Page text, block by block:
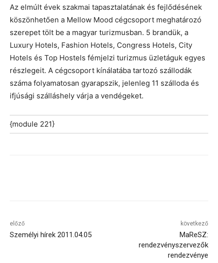
Az elmúlt évek szakmai tapasztalatának és fejlődésének
köszönhetően a Mellow Mood cégcsoport meghatározó
szerepet tölt be a magyar turizmusban. 5 brandük, a
Luxury Hotels, Fashion Hotels, Congress Hotels, City
Hotels és Top Hostels fémjelzi turizmus üzletáguk egyes
részlegeit. A cégcsoport kínálatába tartozó szállodák
száma folyamatosan gyarapszik, jelenleg 11 szálloda és
ifjúsági szálláshely várja a vendégeket.
{module 221}
előző
Személyi hírek 2011.04.05
következő
MaReSZ:
rendezvényszervezők
rendezvénye